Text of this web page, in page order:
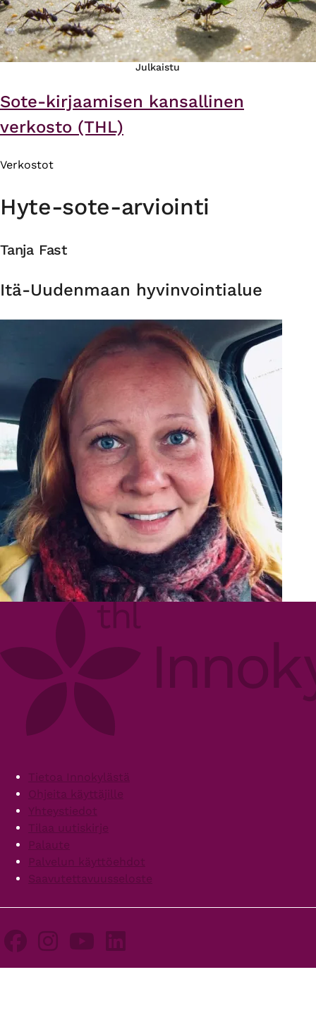
Julkaistu
Sote-kirjaamisen kansallinen
verkosto (THL)
Verkostot
Hyte-sote-arviointi
Tanja Fast
Organisaatio
Itä-Uudenmaan hyvinvointialue
FooterTietoa Innokylästä
Ohjeita käyttäjille
Yhteystiedot
Tilaa uutiskirje
Palaute
Palvelun käyttöehdot
Saavutettavuusseloste